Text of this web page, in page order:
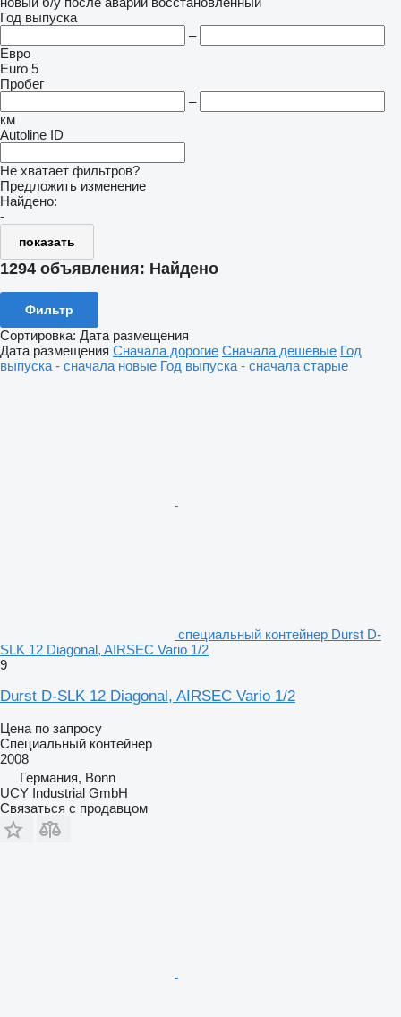
Год выпуска
–
Евро
Euro 5
Пробег
–
км
Autoline ID
Не хватает фильтров?
Предложить изменение
Найдено:
-
показать
1294 объявления: Найдено
Фильтр
Сортировка: Дата размещения
Дата размещения Сначала дорогие Сначала дешевые Год
выпуска - сначала новые Год выпуска - сначала старые
специальный контейнер Durst D-
SLK 12 Diagonal, AIRSEC Vario 1/2
9
Durst D-SLK 12 Diagonal, AIRSEC Vario 1/2
Цена по запросу
Специальный контейнер
2008
Германия, Bonn
UCY Industrial GmbH
Связаться с продавцом